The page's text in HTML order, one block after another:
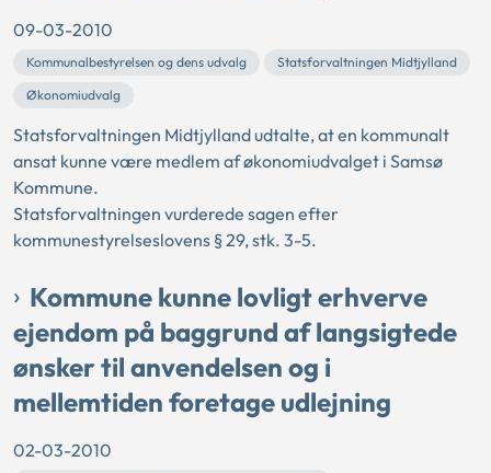
09-03-2010
Kommunalbestyrelsen og dens udvalg
Statsforvaltningen Midtjylland
Økonomiudvalg
Statsforvaltningen Midtjylland udtalte, at en kommunalt
ansat kunne være medlem af økonomiudvalget i Samsø
Kommune.
Statsforvaltningen vurderede sagen efter
kommunestyrelseslovens § 29, stk. 3-5.
Kommune kunne lovligt erhverve
ejendom på baggrund af langsigtede
ønsker til anvendelsen og i
mellemtiden foretage udlejning
02-03-2010